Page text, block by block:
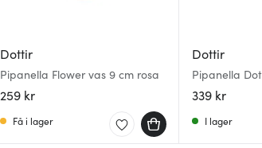
Dottir
Pipanella Flower vas 9 cm rosa
259 kr
Få i lager
Dottir
Pipanella
339 kr
I lager